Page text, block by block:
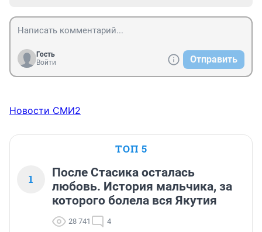
Гость
Войти
Отправить
Новости СМИ2
ТОП 5
1
После Стасика осталась
любовь. История мальчика, за
которого болела вся Якутия
28 741 4